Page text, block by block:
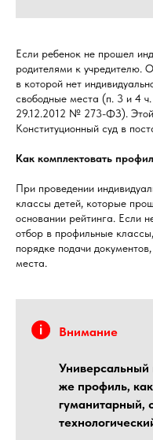
Если ребенок не прошел
родителями к учредителю.
в которой нет
свободные места (п. 3 и 4
29.12.2012 № 273-ФЗ). Этой
Конституционный суд в
Как комплектовать
При проведении
классы детей, которые
основании рейтинга. Если
отбор в профильные
порядке подачи
места.
Внимание
же профиль,
гуманитарный,